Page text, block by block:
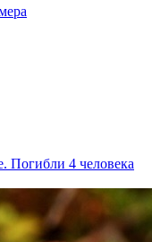
Погибли 4 человека